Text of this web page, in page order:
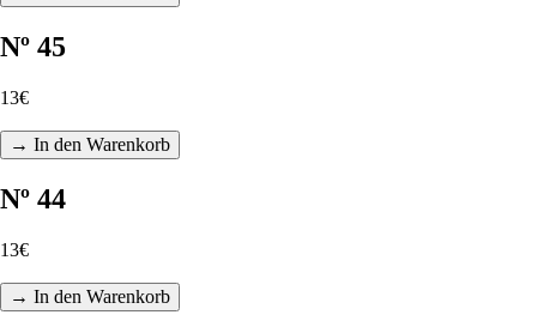
Nº 45
13€
→ In den Warenkorb
Nº 44
13€
→ In den Warenkorb